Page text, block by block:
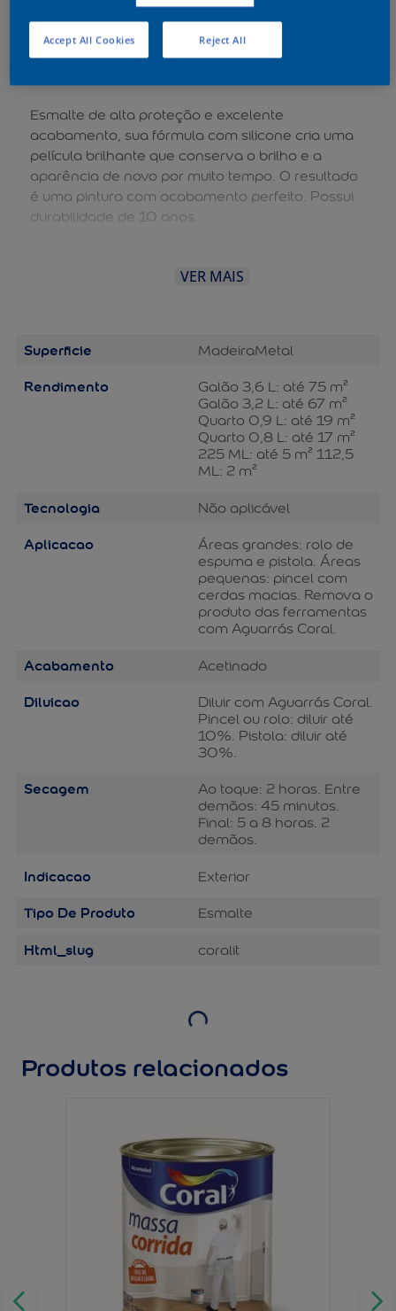
Sobre o produto
Esmalte de alta proteção e excelente
acabamento, sua fórmula com silicone cria uma
película brilhante que conserva o brilho e a
aparência de novo por muito tempo. O resultado
é uma pintura com acabamento perfeito. Possui
durabilidade de 10 anos.
VER MAIS
Superficie MadeiraMetal
Rendimento
Galão 3,6 L: até 75 m²
Galão 3,2 L: até 67 m²
Quarto 0,9 L: até 19 m²
Quarto 0,8 L: até 17 m²
225 ML: até 5 m² 112,5
ML: 2 m²
Tecnologia Não aplicável
Aplicacao
Áreas grandes: rolo de
espuma e pistola. Áreas
pequenas: pincel com
cerdas macias. Remova o
produto das ferramentas
com Aguarrás Coral.
Acabamento Acetinado
Diluicao
Diluir com Aguarrás Coral.
Pincel ou rolo: diluir até
10%. Pistola: diluir até
30%.
Secagem
Ao toque: 2 horas. Entre
demãos: 45 minutos.
Final: 5 a 8 horas. 2
demãos.
Indicacao Exterior
Tipo De Produto Esmalte
Html_slug coralit
Produtos relacionados
Reject All
Accept All Cookies